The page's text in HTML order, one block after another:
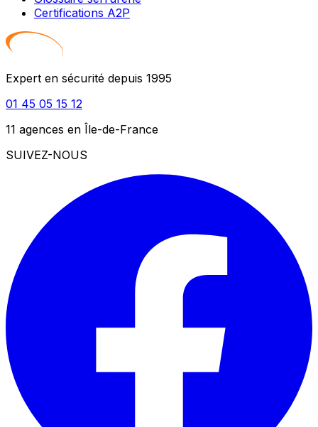
Certifications A2P
Expert en sécurité depuis 1995
01 45 05 15 12
11 agences en Île-de-France
SUIVEZ-NOUS